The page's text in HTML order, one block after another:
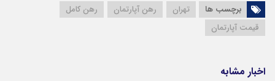
برچسب ها تهران رهن آپارتمان
رهن کامل
قیمت آپارتمان‌
اخبار مشابه